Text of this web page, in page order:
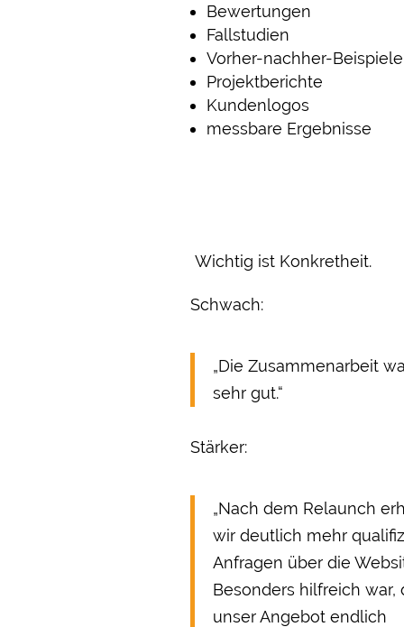
Bewertungen
Fallstudien
Vorher-nachher-Beispiele
Projektberichte
Kundenlogos
messbare Ergebnisse
Wichtig ist Konkretheit.
Schwach:
„Die Zusammenarbeit
sehr gut.“
Stärker:
„Nach dem Relaunch
wir deutlich mehr
Anfragen über die
Besonders hilfreich war,
unser Angebot endlich